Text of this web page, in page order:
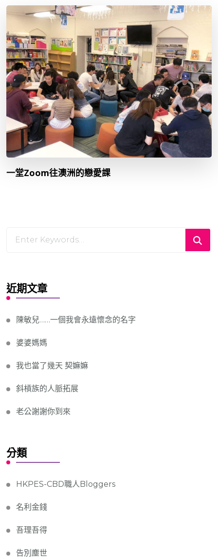
一堂Zoom往澳洲的戀愛課
近期文章
陳敏兒……一個我會永遠懷念的名字
婆婆媽媽
我也當了幾天 契嫲嫲
斜槓族的人脈拓展
老公謝謝你到來
分類
HKPES-CBD職人Bloggers
名利金錢
吾理吾得
告別塵世